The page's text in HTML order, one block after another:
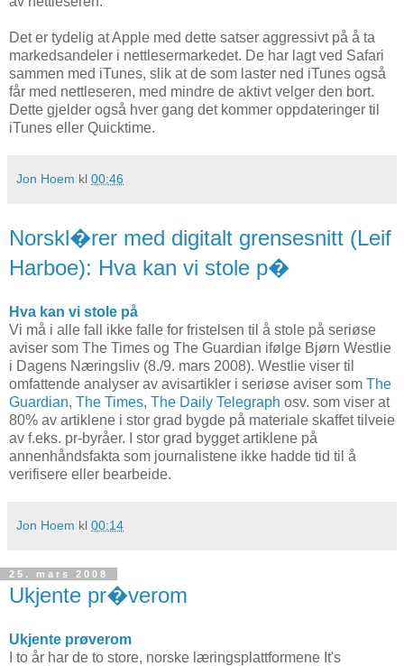
Det er tydelig at Apple med dette satser aggressivt på å ta
markedsandeler i nettlesermarkedet. De har lagt ved Safari
sammen med iTunes, slik at de som laster ned iTunes også
får med nettleseren, med mindre de aktivt velger den bort.
Dette gjelder også hver gang det kommer oppdateringer til
iTunes eller Quicktime.
Jon Hoem kl 00:46
Norskl�rer med digitalt grensesnitt (Leif
Harboe): Hva kan vi stole p�
Hva kan vi stole på
Vi må i alle fall ikke falle for fristelsen til å stole på seriøse
aviser som The Times og The Guardian ifølge Bjørn Westlie
i Dagens Næringsliv (8./9. mars 2008). Westlie viser til
omfattende analyser av avisartikler i seriøse aviser som The
Guardian, The Times, The Daily Telegraph osv. som viser at
80% av artiklene i stor grad bygde på materiale skaffet tilveie
av f.eks. pr-byråer. I stor grad bygget artiklene på
annenhåndsfakta som journalistene ikke hadde tid til å
verifisere eller bearbeide.
Jon Hoem kl 00:14
25. mars 2008
Ukjente pr�verom
Ukjente prøverom
I to år har de to store, norske læringsplattformene It's